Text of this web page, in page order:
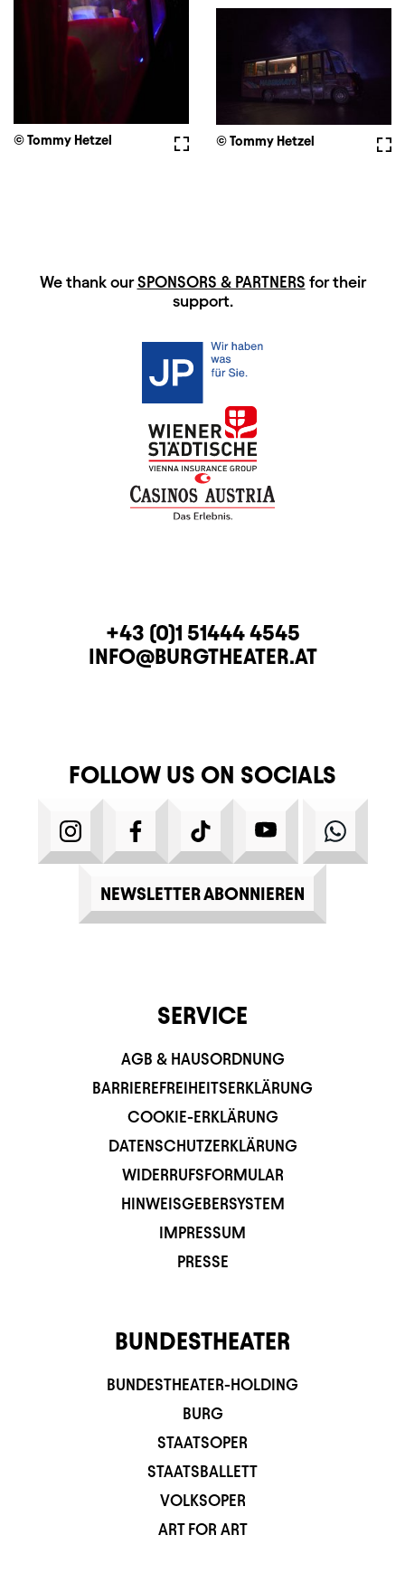
Fullscreen
© Tommy Hetzel © Tommy Hetzel
HAUPTSPONSOREN
We thank ourSPONSORS & PARTNERS for their
support.
CONTACTTELEPHONE
+43 (0)1 51444 4545
E-MAIL
INFO@BURGTHEATER.AT
FOLLOW US ON SOCIALS
INSTAGRAMFACEBOOKTIKTOK YOUTUBE
NEWSLETTER ABONNIEREN
SERVICE
AGB & HAUSORDNUNG
BARRIEREFREIHEITSERKLÄRUNG
COOKIE-ERKLÄRUNG
DATENSCHUTZERKLÄRUNG
WIDERRUFSFORMULAR
HINWEISGEBERSYSTEM
IMPRESSUM
PRESSE
BUNDESTHEATER
BUNDESTHEATER-HOLDING
BURG
STAATSOPER
STAATSBALLETT
VOLKSOPER
ART FOR ART